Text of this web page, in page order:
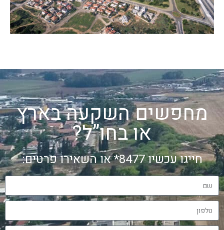
מחפשים השקעה בארץ
או בחו”ל?
חייגו עכשיו 8477* או השאירו פרטים: